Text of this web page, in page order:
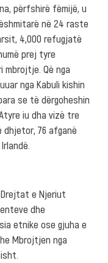
përfshirë fëmijë, u
në 24 raste
4,000 refugjatë
prej tyre
mbrojtje. Që nga
nga Kabuli kishin
se të dërgoheshin
iu dha vizë tre
dhjetor, 76 afganë
e Njeriut
dhe
etnike ose gjuha e
Mbrojtjen nga